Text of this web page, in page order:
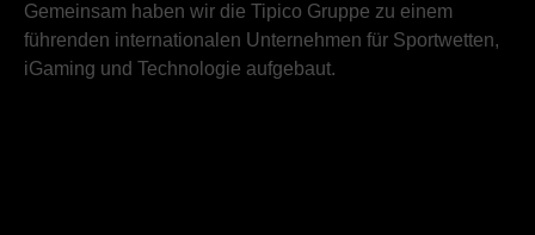
Gemeinsam haben wir die Tipico Gruppe zu einem
führenden internationalen Unternehmen für Sportwetten,
iGaming und Technologie aufgebaut.